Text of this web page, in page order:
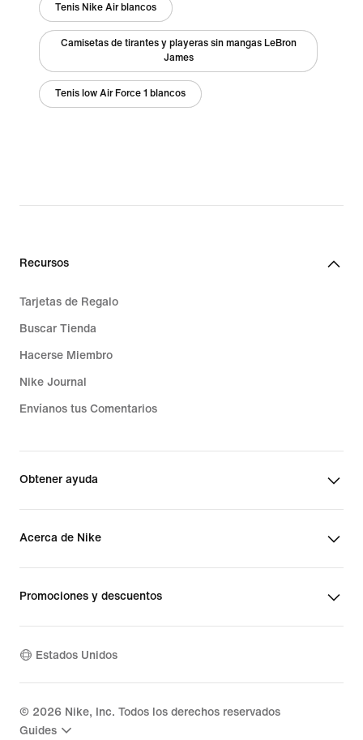
Tenis Nike Air blancos
Camisetas de tirantes y playeras sin mangas LeBron
James
Tenis low Air Force 1 blancos
Recursos
Tarjetas de Regalo
Buscar Tienda
Hacerse Miembro
Nike Journal
Envíanos tus Comentarios
Obtener ayuda
Acerca de Nike
Promociones y descuentos
Estados Unidos
© 2026 Nike, Inc. Todos los derechos reservados
Guides